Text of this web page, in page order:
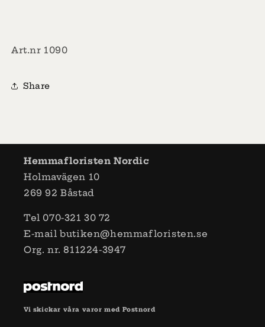
Art.nr 1090
Share
Hemmafloristen Nordic
Holmavägen 10
269 92 Båstad
Tel 070-321 30 72
E-mail butiken@hemmafloristen.se
Org. nr. 811224-3947
Vi skickar våra varor med Postnord